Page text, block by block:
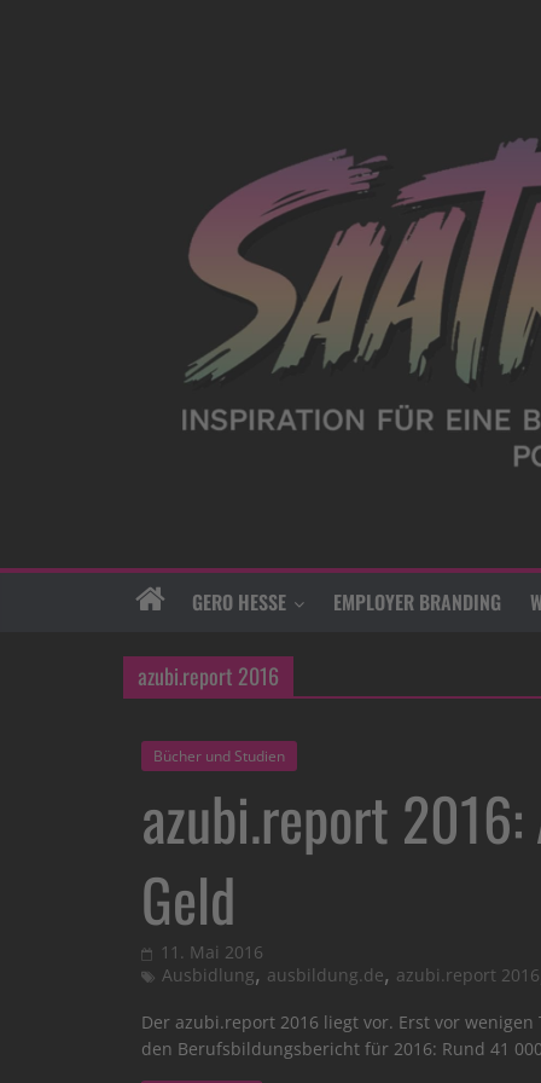
GERO HESSE EMPLOYER BRANDING
azubi.report 2016
Bücher und Studien
azubi.report
Geld
11. Mai 2016
Ausbidlung, ausbildung.de, azubi.report 2016
Der azubi.report 2016 liegt vor. Erst vor
den Berufsbildungsbericht für 2016: Rund 41